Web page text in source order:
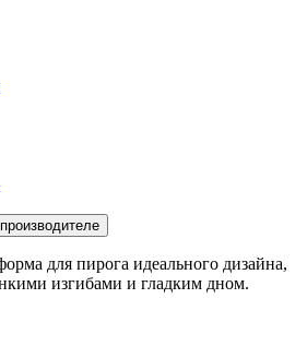
для пирога идеального дизайна,
изгибами и гладким дном.